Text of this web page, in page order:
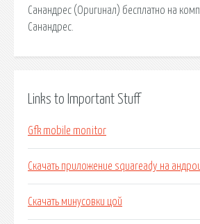
Санандрес (Оригинал) бесплатно на
Санандрес.
Links to Important Stuff
Gfk mobile monitor
Скачать приложение squaready на
Скачать минусовки цой